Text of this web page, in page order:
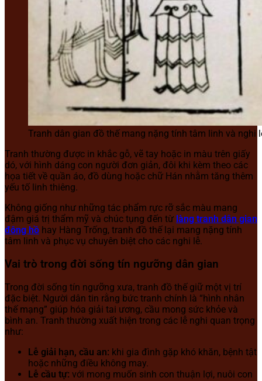
Tranh dân gian đồ thế mang nặng tính tâm linh và nghi
Tranh thường được in khắc gỗ, vẽ tay hoặc in màu trên giấy
dó, với hình dáng con người đơn giản, đôi khi kèm theo các
họa tiết về quần áo, đồ dùng hoặc chữ Hán nhằm tăng thêm
yếu tố linh thiêng.
Không giống như những tác phẩm rực rỡ sắc màu mang
đậm giá trị thẩm mỹ và chúc tụng đến từ làng tranh dân gian
đông hồ hay Hàng Trống, tranh đồ thế lại mang nặng tính
tâm linh và phục vụ chuyên biệt cho các nghi lễ.
Vai trò trong đời sống tín ngưỡng dân gian
Trong đời sống tín ngưỡng xưa, tranh đồ thế giữ một vị trí
đặc biệt. Người dân tin rằng bức tranh chính là “hình nhân
thế mạng” giúp hóa giải tai ương, cầu mong sức khỏe và
bình an. Tranh thường xuất hiện trong các lễ nghi quan trọng
như:
Lễ giải hạn, cầu an: khi gia đình gặp khó khăn, bệnh tật
hoặc những điều không may.
Lễ cầu tự: với mong muốn sinh con thuận lợi, nuôi con